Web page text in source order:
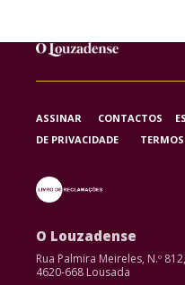
ASSINAR CONTACTOS
DE PRIVACIDADE
O Louzadense
Rua Palmira Meireles, N.º
4620-668 Lousada